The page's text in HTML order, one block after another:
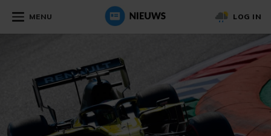
MENU LOG IN